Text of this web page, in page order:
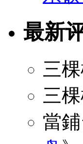
最新
三
三
當